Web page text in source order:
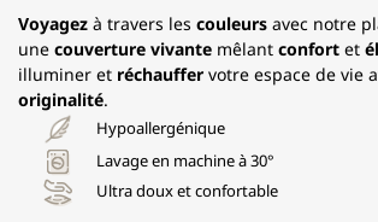
Voyagez à travers les couleurs avec notre
une couverture vivante mêlant confort et
illuminer et réchauffer votre espace de vie
originalité.
Hypoallergénique
Lavage en machine à 30°
Ultra doux et confortable